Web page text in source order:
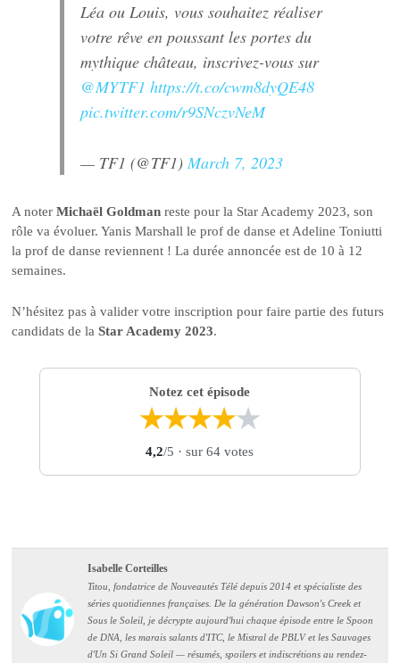
Léa ou Louis, vous souhaitez réaliser
votre rêve en poussant les portes du
mythique château, inscrivez-vous sur
@MYTF1 https://t.co/cwm8dyQE48
pic.twitter.com/r9SNczvNeM
— TF1 (@TF1)March 7, 2023
A noterMichaël Goldman reste pour la Star Academy 2023, son
rôle va évoluer. Yanis Marshall le prof de danse et Adeline Toniutti
la prof de danse reviennent ! La durée annoncée est de 10 à 12
semaines.
N’hésitez pas à valider votre inscription pour faire partie des futurs
candidats de laStar Academy 2023.
Notez cet épisode
★★★★★
4,2/5 · sur 64 votes
Isabelle Corteilles
Titou, fondatrice de Nouveautés Télé depuis 2014 et spécialiste des
séries quotidiennes françaises. De la génération Dawson's Creek et
Sous le Soleil, je décrypte aujourd'hui chaque épisode entre le Spoon
de DNA, les marais salants d'ITC, le Mistral de PBLV et les Sauvages
d'Un Si Grand Soleil — résumés, spoilers et indiscrétions au rendez-